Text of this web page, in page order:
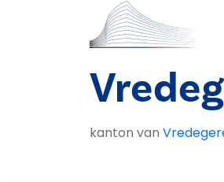
kanton van